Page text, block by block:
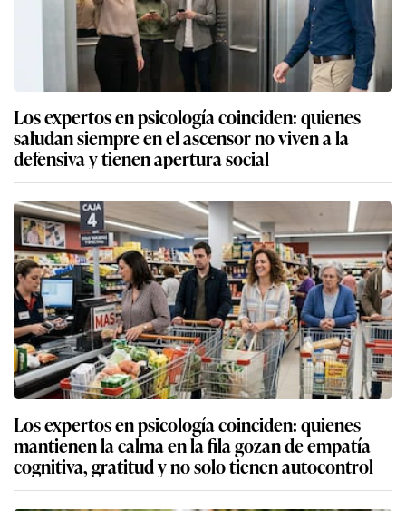
Los expertos en psicología coinciden: quienes
saludan siempre en el ascensor no viven a la
defensiva y tienen apertura social
Los expertos en psicología coinciden: quienes
mantienen la calma en la fila gozan de empatía
cognitiva, gratitud y no solo tienen autocontrol